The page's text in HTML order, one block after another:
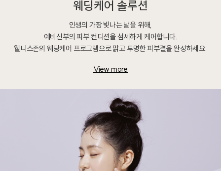
웨딩케어 솔루션
인생의 가장 빛나는 날을 위해,
예비신부의 피부 컨디션을 섬세하게 케어합니다.
웰니스존의 웨딩케어 프로그램으로 맑고 투명한 피부결을 완성하세요.
View more